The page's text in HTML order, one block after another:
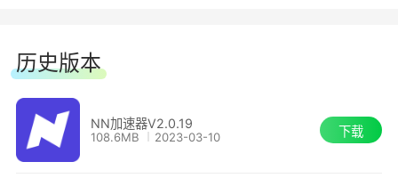
历史版本
NN加速器V2.0.19
108.6MB 2023-03-10 下载